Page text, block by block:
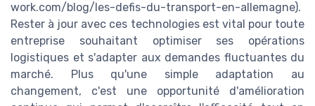
work.com/blog/les-defis-du-transport-en-allemagne).
Rester à jour avec ces technologies est vital pour toute
entreprise souhaitant optimiser ses opérations
logistiques et s'adapter aux demandes fluctuantes du
marché. Plus qu'une simple adaptation au
changement, c'est une opportunité d'amélioration